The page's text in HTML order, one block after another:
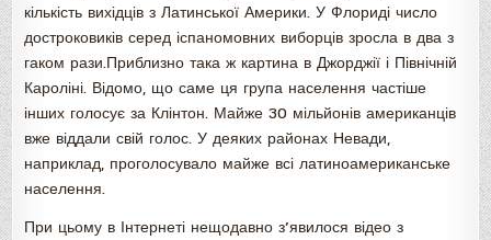
кількість вихідців з Латинської Америки. У Флориді число
достроковиків серед іспаномовних виборців зросла в два з
гаком рази.Приблизно така ж картина в Джорджії і Північній
Кароліні. Відомо, що саме ця група населення частіше
інших голосує за Клінтон. Майже 30 мільйонів американців
вже віддали свій голос. У деяких районах Невади,
наприклад, проголосувало майже всі латиноамериканське
населення.
При цьому в Інтернеті нещодавно з’явилося відео з